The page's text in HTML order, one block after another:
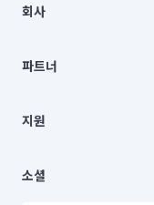
00019 |
주소 | 본사: 서울특별시
컨택센터 : 서울특별시 종
상품, 상품정보, 거래에 관
언론 보도 관련 문의:
© 유한회사 미소. Miso,
회사
채용
파트너
이사
지원
이용약관
소셜